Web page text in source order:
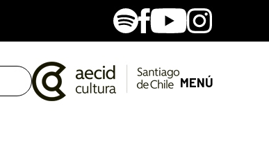
SpotifyFacebook
YoutubeInstagram
MENÚ